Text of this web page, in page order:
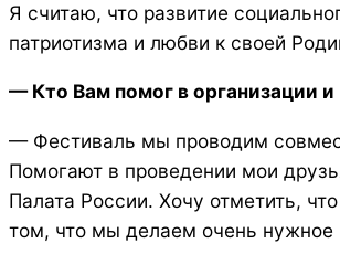
Я считаю, что развитие
патриотизма и любви к своей
— Кто Вам помог в организации
— Фестиваль мы проводим
Помогают в проведении мои
Палата России. Хочу отметить,
том, что мы делаем очень нужное